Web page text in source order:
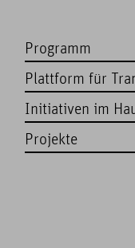
Programm
Plattform für
Initiativen im
Projekte